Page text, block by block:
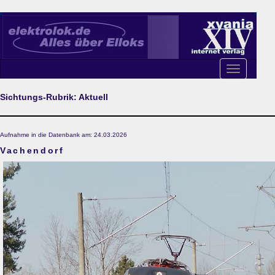
Toggle
navigation
Sichtungs-Rubrik: Aktuell
Aufnahme in die Datenbank am: 24.03.2026
Vachendorf